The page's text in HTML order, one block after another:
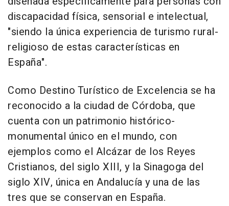
discapacidad física, sensorial e intelectual,
"siendo la única experiencia de turismo rural-
religioso de estas características en
España".
Como Destino Turístico de Excelencia se ha
reconocido a la ciudad de Córdoba, que
cuenta con un patrimonio histórico-
monumental único en el mundo, con
ejemplos como el Alcázar de los Reyes
Cristianos, del siglo XIII, y la Sinagoga del
siglo XIV, única en Andalucía y una de las
tres que se conservan en España.